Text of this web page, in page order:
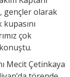
gençler olarak
çok
Mecit Çetinkaya